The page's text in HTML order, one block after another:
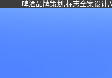
啤酒品牌策划,标志全案设计